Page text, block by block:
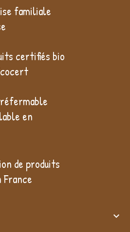
familiale
certifiés bio
en
de produits
France
keyboard_arrow_down